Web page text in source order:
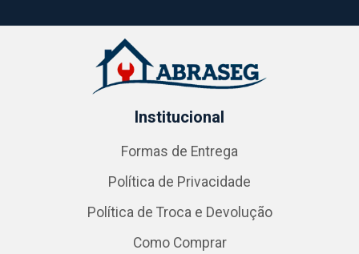
Institucional
Formas de Entrega
Política de Privacidade
Política de Troca e Devolução
Como Comprar